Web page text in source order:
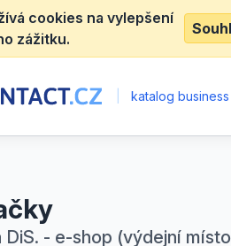
cookies na vylepšení
zážitku.
katalog
DiS. - e-shop (výdejní